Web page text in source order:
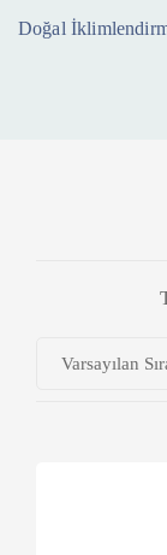
Doğal